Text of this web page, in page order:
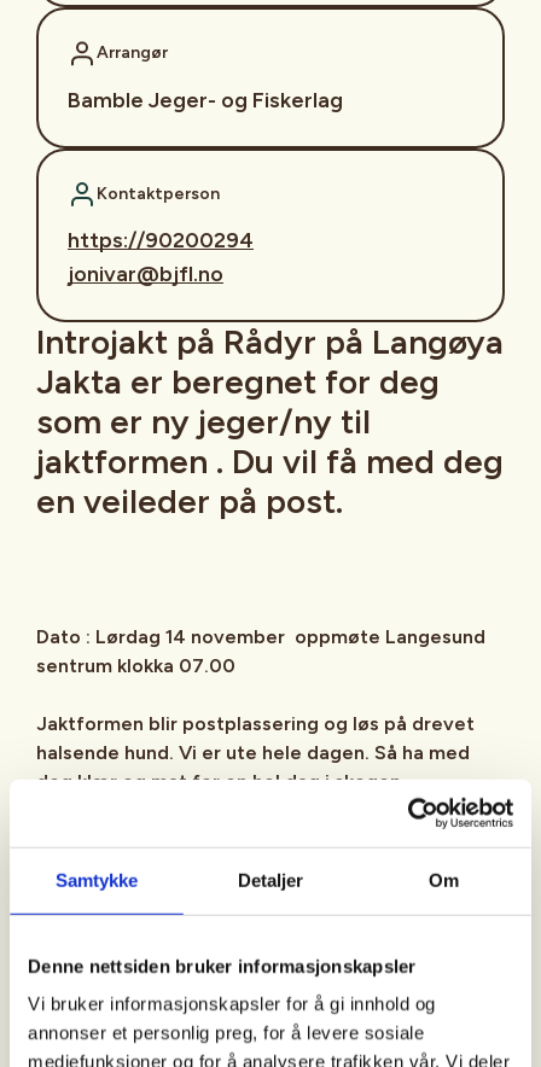
Samtykke Detaljer Om
Denne nettsiden bruker informasjonskapsler
Vi bruker informasjonskapsler for å gi innhold og
annonser et personlig preg, for å levere sosiale
mediefunksjoner og for å analysere trafikken vår. Vi deler
Arrangør
Bamble Jeger- og Fiskerlag
Kontaktperson
https://90200294
jonivar@bjfl.no
Introjakt på Rådyr på Langøya
Jakta er beregnet for deg
som er ny jeger/ny til
jaktformen . Du vil få med deg
en veileder på post.
Dato : Lørdag 14 november oppmøte Langesund
sentrum klokka 07.00
Jaktformen blir postplassering og løs på drevet
halsende hund. Vi er ute hele dagen. Så ha med
deg klær og mat for en hel dag i skogen.
Pris for jakta er:
Medlemmer av Bamble jeger og fiskerlag får 50%
på medlemspriser NJFF Bruk rabattkode BJFL50